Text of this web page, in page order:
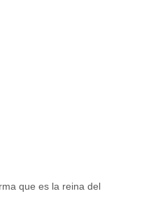
que es la reina del